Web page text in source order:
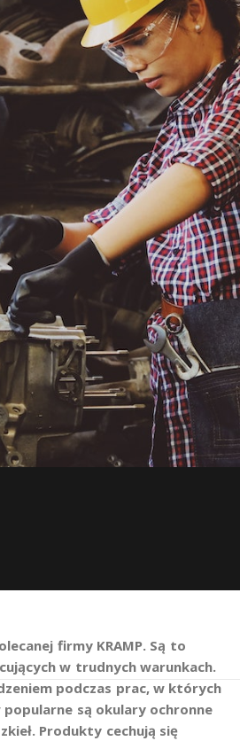
firmy KRAMP. Są to
w trudnych warunkach.
podczas prac, w których
są okulary ochronne
Produkty cechują się